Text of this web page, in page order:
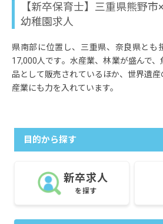
【新卒保育士】三重県熊野市
幼稚園求人
県南部に位置し、三重県、奈良県とも
17,000人です。水産業、林業が盛んで
品として販売されているほか、世界遺
産業にも力を入れています。
目的から探す
新卒求人
を探す